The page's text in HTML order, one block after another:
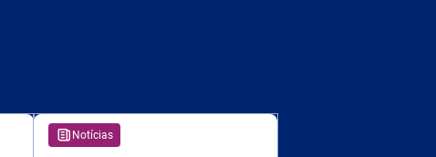
Notícias